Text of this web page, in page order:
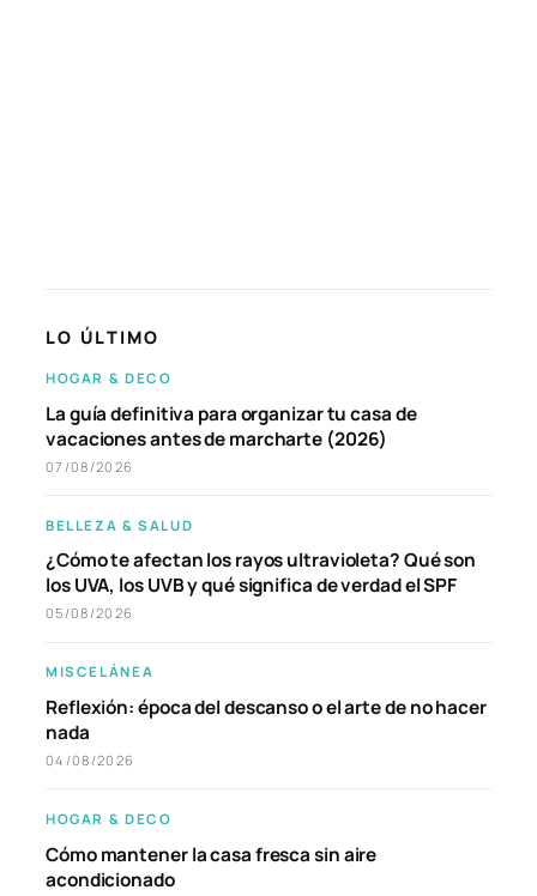
LO ÚLTIMO
HOGAR & DECO
La guía definitiva para organizar tu casa de
vacaciones antes de marcharte (2026)
07/08/2026
BELLEZA & SALUD
¿Cómo te afectan los rayos ultravioleta? Qué son
los UVA, los UVB y qué significa de verdad el SPF
05/08/2026
MISCELÁNEA
Reflexión: época del descanso o el arte de no hacer
nada
04/08/2026
HOGAR & DECO
Cómo mantener la casa fresca sin aire
acondicionado